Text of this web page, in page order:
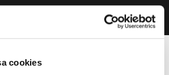
cookies